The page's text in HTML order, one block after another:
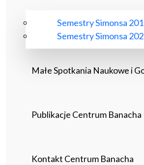
Semestry Simonsa
Semestry Simonsa
Małe Spotkania Naukowe i
Publikacje Centrum Banacha
Kontakt Centrum Banacha